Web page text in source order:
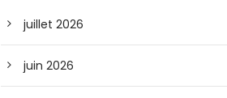
juillet 2026
juin 2026